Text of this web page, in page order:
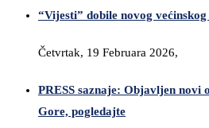
“Vijesti” dobile novog
Četvrtak, 19 Februara 2026,
PRESS saznaje: Objavljen novi
Gore, pogledajte